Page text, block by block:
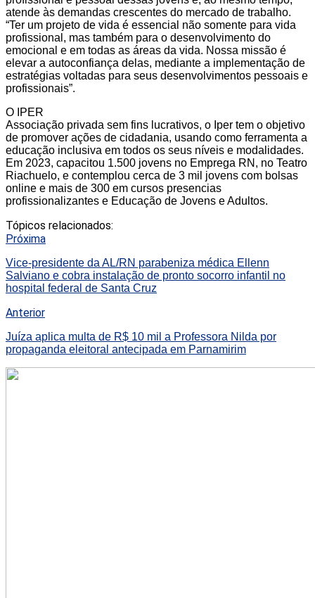
atende às demandas crescentes do mercado de trabalho.
“Ter um projeto de vida é essencial não somente para vida
profissional, mas também para o desenvolvimento do
emocional e em todas as áreas da vida. Nossa missão é
elevar a autoconfiança delas, mediante a implementação de
estratégias voltadas para seus desenvolvimentos pessoais e
profissionais”.
O IPER
Associação privada sem fins lucrativos, o Iper tem o objetivo
de promover ações de cidadania, usando como ferramenta a
educação inclusiva em todos os seus níveis e modalidades.
Em 2023, capacitou 1.500 jovens no Emprega RN, no Teatro
Riachuelo, e contemplou cerca de 3 mil jovens com bolsas
online e mais de 300 em cursos presencias
profissionalizantes e Educação de Jovens e Adultos.
Tópicos relacionados:
Próxima
Vice-presidente da AL/RN parabeniza médica Ellenn
Salviano e cobra instalação de pronto socorro infantil no
hospital federal de Santa Cruz
Anterior
Juíza aplica multa de R$ 10 mil a Professora Nilda por
propaganda eleitoral antecipada em Parnamirim